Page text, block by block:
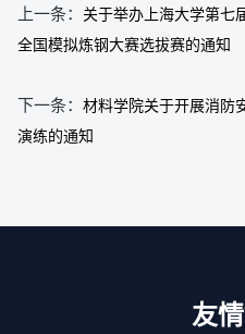
上一条： 关于举办上海大学第七
全国模拟炼钢大赛选拔赛的通知
下一条： 材料学院关于开展消防
演练的通知
友